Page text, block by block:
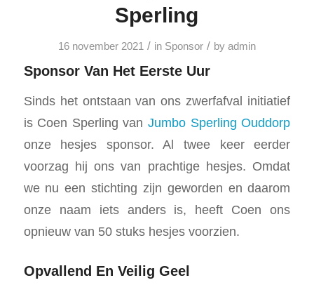
Sperling
16 november 2021 / in Sponsor / by admin
Sponsor Van Het Eerste Uur
Sinds het ontstaan van ons zwerfafval initiatief
is Coen Sperling vanJumbo Sperling Ouddorp
onze hesjes sponsor. Al twee keer eerder
voorzag hij ons van prachtige hesjes. Omdat
we nu een stichting zijn geworden en daarom
onze naam iets anders is, heeft Coen ons
opnieuw van 50 stuks hesjes voorzien.
Opvallend En Veilig Geel